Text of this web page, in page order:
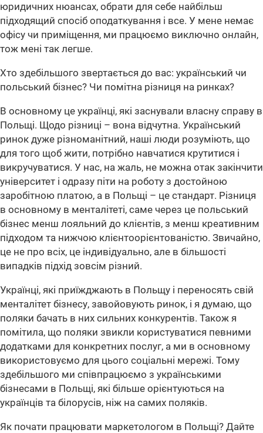
юридичних нюансах, обрати для себе найбільш
підходящий спосіб оподаткування і все. У мене немає
офісу чи приміщення, ми працюємо виключно онлайн,
тож мені так легше.
Хто здебільшого звертається до вас: український чи
польський бізнес? Чи помітна різниця на ринках?
В основному це українці, які заснували власну справу в
Польщі. Щодо різниці – вона відчутна. Український
ринок дуже різноманітний, наші люди розуміють, що
для того щоб жити, потрібно навчатися крутитися і
викручуватися. У нас, на жаль, не можна отак закінчити
університет і одразу піти на роботу з достойною
заробітною платою, а в Польщі – це стандарт. Різниця
в основному в менталітеті, саме через це польський
бізнес менш лояльний до клієнтів, з менш креативним
підходом та нижчою клієнтоорієнтованістю. Звичайно,
це не про всіх, це індивідуально, але в більшості
випадків підхід зовсім різний.
Українці, які приїжджають в Польщу і переносять свій
менталітет бізнесу, завойовують ринок, і я думаю, що
поляки бачать в них сильних конкурентів. Також я
помітила, що поляки звикли користуватися певними
додатками для конкретних послуг, а ми в основному
використовуємо для цього соціальні мережі. Тому
здебільшого ми співпрацюємо з українськими
бізнесами в Польщі, які більше орієнтуються на
українців та білорусів, ніж на самих поляків.
Як почати працювати маркетологом в Польщі? Дайте